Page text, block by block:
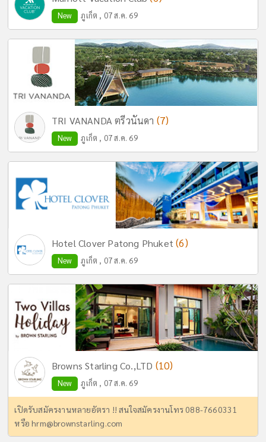
New ภูเก็ต , 07 ส.ค. 69
TRI VANANDA ตรีวนันดา (7)
New ภูเก็ต , 07 ส.ค. 69
Hotel Clover Patong Phuket(6)
New ภูเก็ต , 07 ส.ค. 69
Browns Starling Co.,LTD (10)
New ภูเก็ต , 07 ส.ค. 69
เปิดรับสมัครงานหลายอัตรา !! สนใจสมัครงานโทร 088-7660331
หรือhrm@brownstarling.com